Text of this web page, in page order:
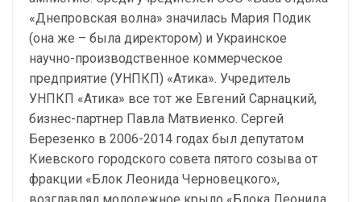
«Днепровская волна» значилась Мария Подик
(она же – была директором) и Украинское
научно-производственное коммерческое
предприятие (УНПКП) «Атика». Учредитель
УНПКП «Атика» все тот же Евгений Сарнацкий,
бизнес-партнер Павла Матвиенко. Сергей
Березенко в 2006-2014 годах был депутатом
Киевского городского совета пятого созыва от
фракции «Блок Леонида Черновецкого»,